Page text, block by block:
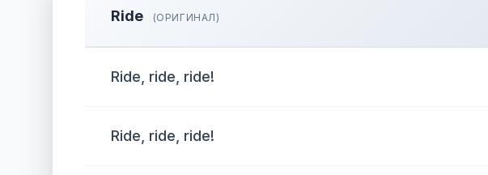
Ride (ОРИГИНАЛ)
Ride, ride, ride!
Ride, ride, ride!